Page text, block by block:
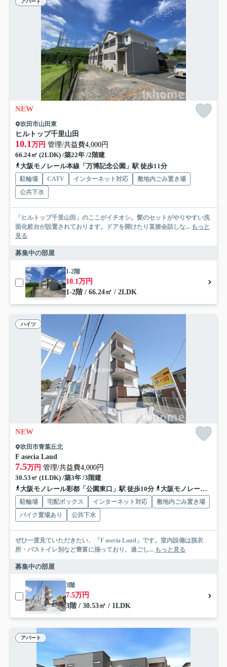
アパート
NEW
吹田市山田東
ヒルトップ千里山田
10.1万円 管理/共益費4,000円
66.24㎡ (2LDK) /築22年 /2階建
大阪モノレール本線「万博記念公園」駅 徒歩11分
駐輪場 CATV インターネット対応
敷地内ごみ置き場
公共下水
「ヒルトップ千里山田」のここがイチオシ。髪のセットがやりやすい洗
面化粧台が設置されております。ドアを開けたり直接会話しな... もっと
見る
募集中の部屋
1-2階
10.1万円
1-2階 / 66.24㎡ / 2LDK
ハイツ
NEW
吹田市青葉丘北
F asecia Laud
7.5万円 管理/共益費4,000円
30.53㎡ (1LDK) /築3年 /3階建
大阪モノレール彩都「公園東口」駅 徒歩10分
大阪モノレール本線「万博記念公園」駅 徒歩25分
駐輪場 宅配ボックス インターネット対応
敷地内ごみ置き場
バイク置場あり
公共下水
ぜひ一度見ていただきたい、「F asecia Laud」です。室内設備は脱衣
所・バストイレ別など豊富に揃っており、過ごし... もっと見る
募集中の部屋
3階
7.5万円
3階 / 30.53㎡ / 1LDK
アパート